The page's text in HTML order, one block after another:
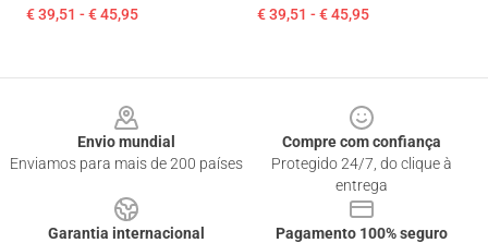
€ 39,51 - € 45,95 € 39,51 - € 45,95
Envio mundial
Enviamos para mais de 200 países
Compre com confiança
Protegido 24/7, do clique à
entrega
Garantia internacional
Pagamento 100% seguro